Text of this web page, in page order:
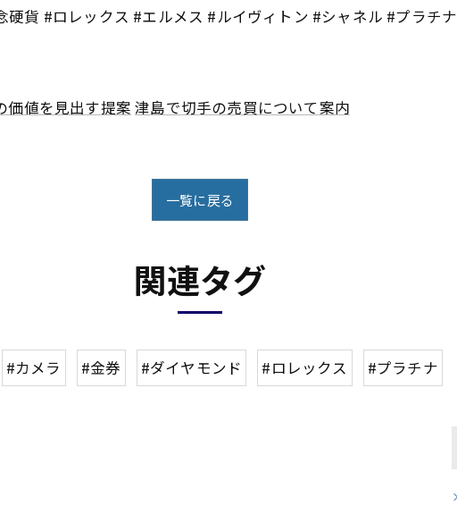
貨 #ロレックス #エルメス #ルイヴィトン #シャネル #プラチナ
価値を見出す提案 津島で切手の売買について案内
一覧に戻る
関連タグ
#カメラ #金券 #ダイヤモンド #ロレックス #プラチナ